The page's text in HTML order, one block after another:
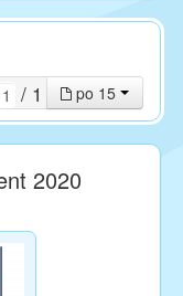
po 15
/ 1
2020